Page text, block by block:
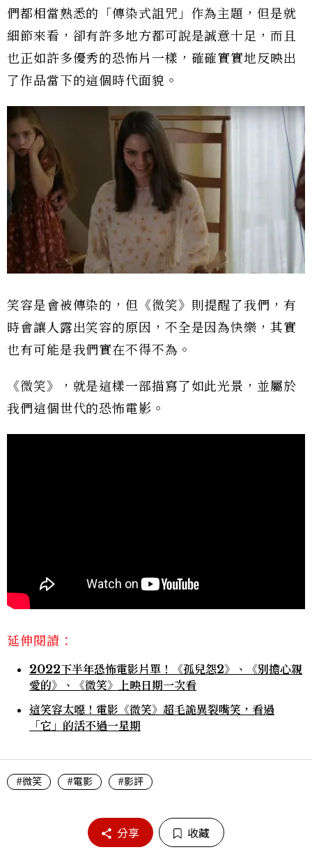
們都相當熟悉的「傳染式詛咒」作為主題，但是就
細節來看，卻有許多地方都可說是誠意十足，而且
也正如許多優秀的恐怖片一樣，確確實實地反映出
了作品當下的這個時代面貌。
笑容是會被傳染的，但《微笑》則提醒了我們，有
時會讓人露出笑容的原因，不全是因為快樂，其實
也有可能是我們實在不得不為。
《微笑》，就是這樣一部描寫了如此光景，並屬於
我們這個世代的恐怖電影。
延伸閱讀：
2022下半年恐怖電影片單！《孤兒怨2》、《別擔心親
愛的》、《微笑》上映日期一次看
這笑容太噁！電影《微笑》超毛詭異裂嘴笑，看過
「它」的活不過一星期
#微笑 #電影 #影評
分享 收藏